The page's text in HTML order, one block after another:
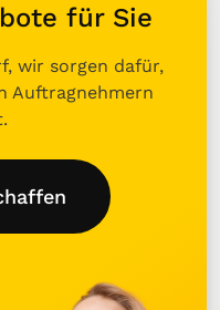
für Sie
wir sorgen dafür,
Auftragnehmern